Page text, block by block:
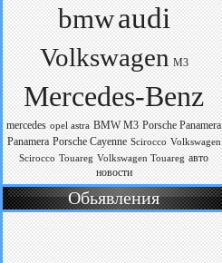
bmwaudi
Volkswagen M3
Mercedes-Benz
mercedes opel astra BMW M3 Porsche Panamera
Panamera Porsche Cayenne Scirocco Volkswagen
Scirocco Touareg Volkswagen Touareg авто
новости
Обьявления